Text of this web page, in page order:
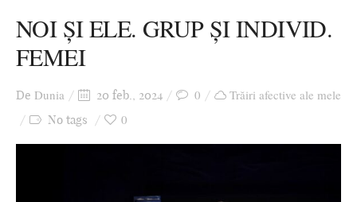
Stari afective
Zice Dunia
Cursuri povestite
NOI ȘI ELE. GRUP ȘI INDIVID.
FEMEI
De Dunia 20 feb., 2024 0 Trăiri afective ale mele
No tags 0